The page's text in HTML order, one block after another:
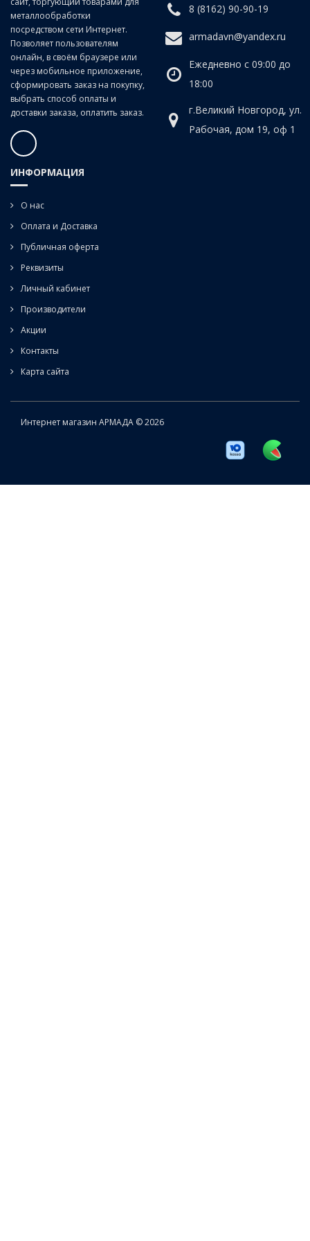
Угол наклона спирали:
металлообработки
посредством сети Интернет.
Позволяет пользователям
онлайн, в своём браузере или
через мобильное приложение,
сформировать заказ на покупку,
выбрать способ оплаты и
доставки заказа, оплатить заказ.
8 (8162) 90-90-19
armadavn@yandex.ru
Ежедневно с 09:00 до
18:00
г.Великий Новгород, ул.
Рабочая, дом 19, оф 1
ИНФОРМАЦИЯ
О нас
Оплата и Доставка
Публичная оферта
Реквизиты
Личный кабинет
Производители
Акции
Контакты
Карта сайта
Интернет магазин АРМАДА © 2026